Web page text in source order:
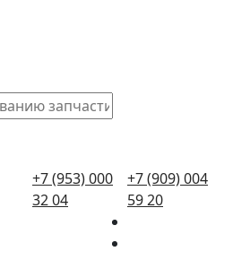
+7 (953) 000
32 04
+7 (909) 004
59 20